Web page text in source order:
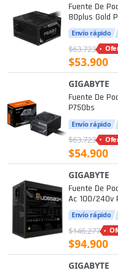
Fuente De
80plus Gold
Envío rápido
$63.723
$53.900
GIGABYTE
Fuente De
P750bs
Envío rápido
$63.723
$54.900
GIGABYTE
Fuente De
Ac 100/240v
Envío rápido
$146.277
$94.900
GIGABYTE